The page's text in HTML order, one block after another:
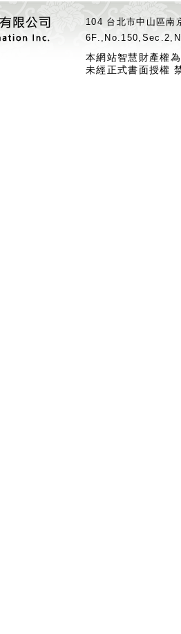
104 台北市中山區
本網站智慧財產權
未經正式書面授權